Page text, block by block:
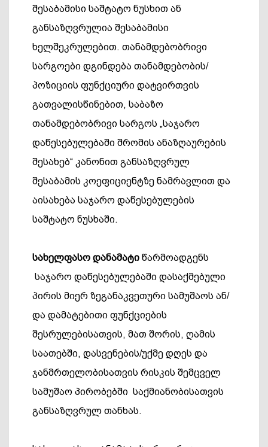
შესაბამისი საშტატო ნუსხით ან
განსაზღვრულია შესაბამისი
ხელშეკრულებით. თანამდებობრივი
სარგოები დგინდება თანამდებობის/
პოზიციის ფუნქციური დატვირთვის
გათვალისწინებით, საბაზო
თანამდებობრივი სარგოს „საჯარო
დაწესებულებაში შრომის ანაზღაურების
შესახებ“ კანონით განსაზღვრულ
შესაბამის კოეფიციენტზე ნამრავლით და
აისახება საჯარო დაწესებულების
საშტატო ნუსხაში.
სახელფასო დანამატი წარმოადგენს
საჯარო დაწესებულებაში დასაქმებული
პირის მიერ ზეგანაკვეთური სამუშაოს ან/
და დამატებითი ფუნქციების
შესრულებისათვის, მათ შორის, ღამის
საათებში, დასვენების/უქმე დღეს და
ჯანმრთელობისათვის რისკის შემცველ
სამუშაო პირობებში საქმიანობისათვის
განსაზღვრულ თანხას.